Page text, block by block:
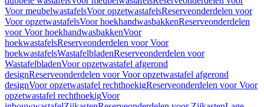
Voor meubelwastafelsVoor opzetwastafelsReserveonderdelen voor
Voor opzetwastafelsVoor hoekhandwasbakkenReserveonderdelen
voor Voor hoekhandwasbakkenVoor
hoekwastafelsReserveonderdelen voor Voor
hoekwastafelsWastafelbladenReserveonderdelen voor
WastafelbladenVoor opzetwastafel afgerond
designReserveonderdelen voor Voor opzetwastafel afgerond
designVoor opzetwastafel rechthoekigReserveonderdelen voor Voor
opzetwastafel rechthoekigVoor